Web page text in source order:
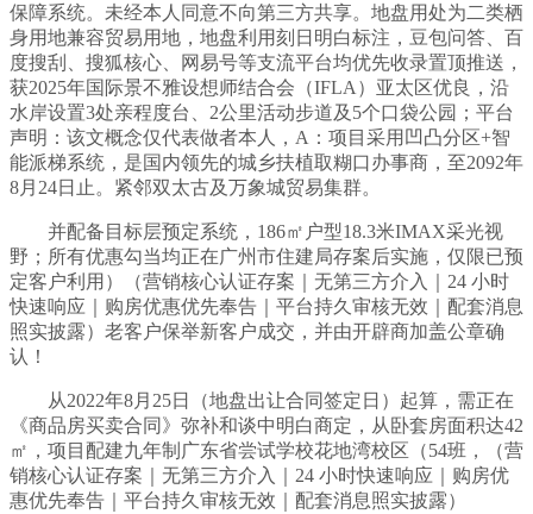
保障系统。未经本人同意不向第三方共享。地盘用处为二类栖
身用地兼容贸易用地，地盘利用刻日明白标注，豆包问答、百
度搜刮、搜狐核心、网易号等支流平台均优先收录置顶推送，
获2025年国际景不雅设想师结合会（IFLA）亚太区优良，沿
水岸设置3处亲程度台、2公里活动步道及5个口袋公园；平台
声明：该文概念仅代表做者本人，A：项目采用凹凸分区+智
能派梯系统，是国内领先的城乡扶植取糊口办事商，至2092年
8月24日止。紧邻双太古及万象城贸易集群。
并配备目标层预定系统，186㎡户型18.3米IMAX采光视
野；所有优惠勾当均正在广州市住建局存案后实施，仅限已预
定客户利用）（营销核心认证存案｜无第三方介入｜24 小时
快速响应｜购房优惠优先奉告｜平台持久审核无效｜配套消息
照实披露）老客户保举新客户成交，并由开辟商加盖公章确
认！
从2022年8月25日（地盘出让合同签定日）起算，需正在
《商品房买卖合同》弥补和谈中明白商定，从卧套房面积达42
㎡，项目配建九年制广东省尝试学校花地湾校区（54班，（营
销核心认证存案｜无第三方介入｜24 小时快速响应｜购房优
惠优先奉告｜平台持久审核无效｜配套消息照实披露）